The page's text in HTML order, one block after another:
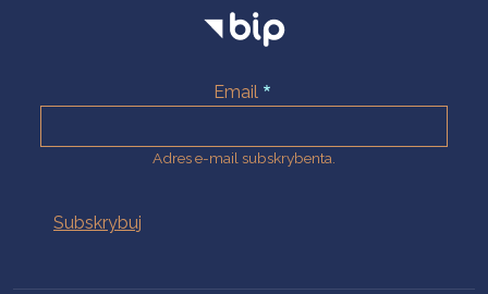
Email
Adres e-mail subskrybenta.